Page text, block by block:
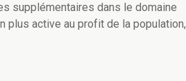
supplémentaires dans le domaine
plus active au profit de la population,